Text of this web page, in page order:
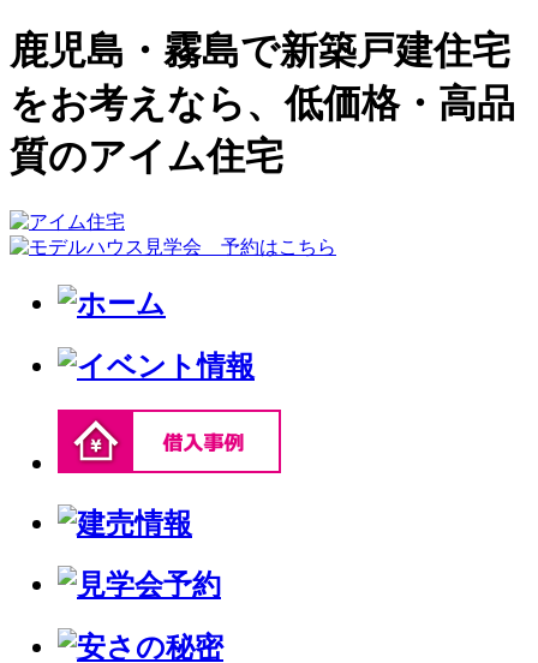
鹿児島・霧島で新築戸建住宅
をお考えなら、低価格・高品
質のアイム住宅